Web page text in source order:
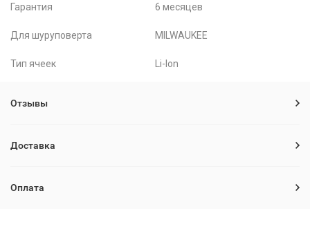
Гарантия 6 месяцев
Для шуруповерта MILWAUKEE
Тип ячеек Li-Ion
Отзывы
Доставка
Оплата